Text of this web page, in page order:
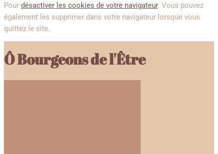
Pour désactiver les cookies de votre navigateur. Vous pouvez
également les supprimer dans votre navigateur lorsque vous
quittez le site.
Ô Bourgeons de l'Être